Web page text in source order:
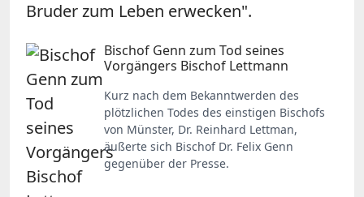
Bruder zum Leben erwecken".
Bischof Genn zum Tod seines
Vorgängers Bischof Lettmann
Kurz nach dem Bekanntwerden des
plötzlichen Todes des einstigen Bischofs
von Münster, Dr. Reinhard Lettman,
äußerte sich Bischof Dr. Felix Genn
gegenüber der Presse.